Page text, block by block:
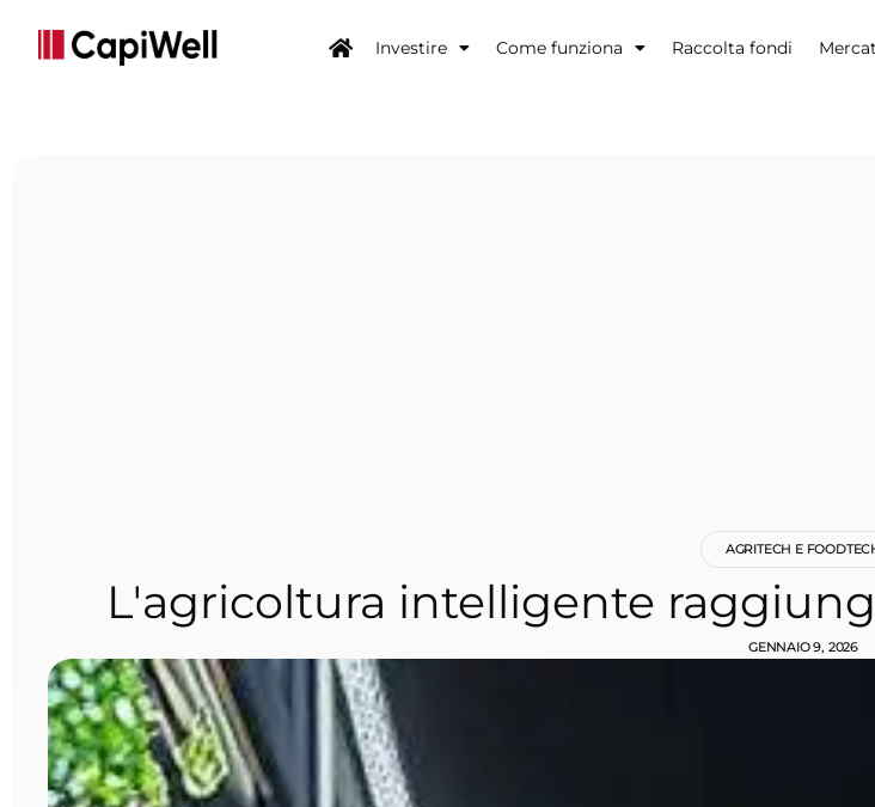
Investire Come funziona Raccolta fondi
AGRITECH E
L'agricoltura intelligente
GENNAIO 9, 2026